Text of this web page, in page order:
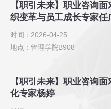
【职引未来】职业咨询
织变革与员工成长专家任
时间：2026-04-25
地点：管理学院B908
【职引未来】职业咨询
化专家杨婷